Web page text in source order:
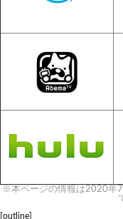
※本ページの情報は2020年
[outline]